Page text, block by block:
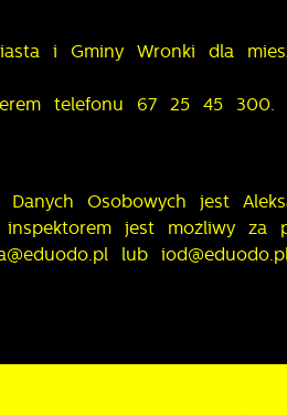
i Gminy Wronki dla
telefonu 67 25 45 300.
Danych Osobowych jest
inspektorem jest możliwy za
lub